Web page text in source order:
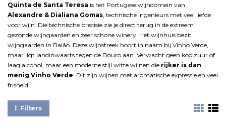
Quinta de Santa Teresa is het Portugese wijndomein van
Alexandre & Dialiana Gomas, technische ingenieurs met veel liefde
voor wijn. Die technische precisie zie je direct terug in de extreem
gezonde wijngaarden en zeer schone winery. Het wijnhuis bezit
wijngaarden in Baião. Deze wijnstreek hoort in naam bij Vinho Verde,
maar ligt landinwaarts tegen de Douro aan. Verwacht geen koolzuur of
laag alcohol, maar een moderne stijl witte wijnen die rijker is dan
menig Vinho Verde. Dit zijn wijnen met aromatische expressie en veel
frisheid.
Filters